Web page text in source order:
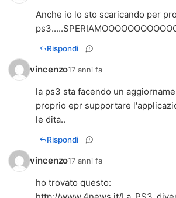
Anche io lo sto scaricando per
Rispondi
vincenzo17 anni fa
la ps3 sta facendo un
proprio epr supportare
le dita..
Rispondi
vincenzo17 anni fa
ho trovato questo: